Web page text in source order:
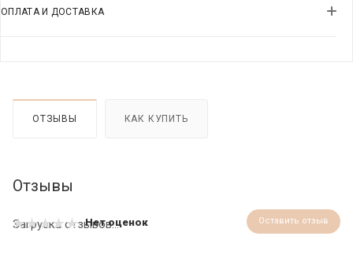
ОПЛАТА И ДОСТАВКА
ОТЗЫВЫ КАК КУПИТЬ
Отзывы
Нет оценок Оставить отзыв
Загрузка отзывов...